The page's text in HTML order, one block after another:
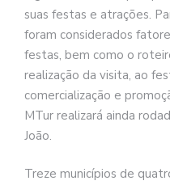
suas festas e atrações.
foram considerados
festas, bem como o
realização da visita, ao
comercialização e
MTur realizará ainda
João.
Treze municípios de